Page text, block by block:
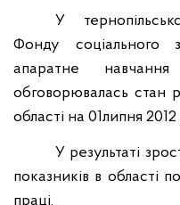
У
Фонду соціального
апаратне
обговорювалась стан
області на 01липня
У результаті
показників в області
праці.